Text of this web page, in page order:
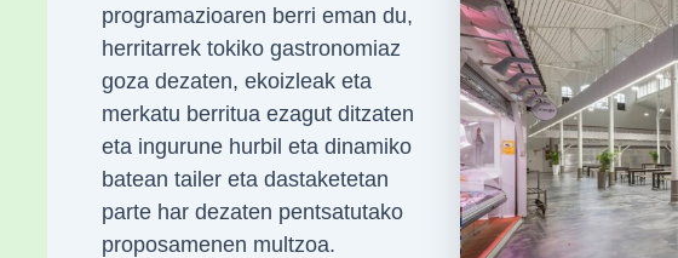
programazioaren berri eman du,
herritarrek tokiko gastronomiaz
goza dezaten, ekoizleak eta
merkatu berritua ezagut ditzaten
eta ingurune hurbil eta dinamiko
batean tailer eta dastaketetan
parte har dezaten pentsatutako
proposamenen multzoa.